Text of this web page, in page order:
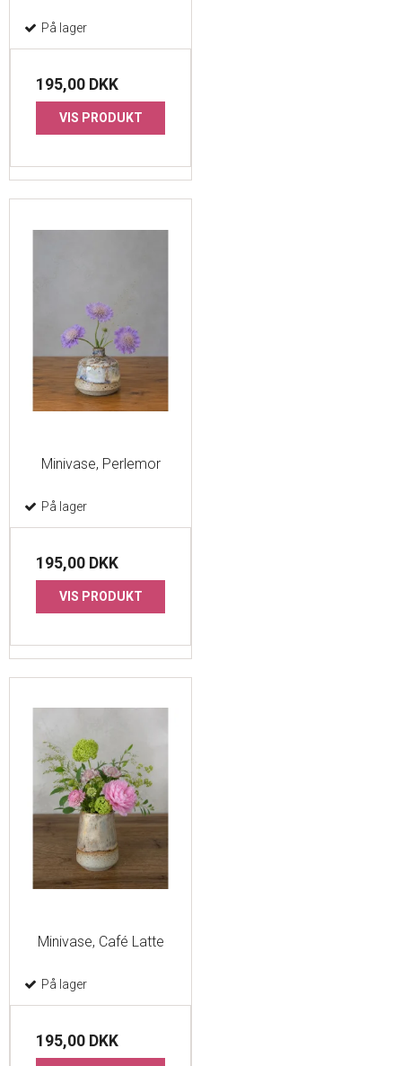
På lager
195,00 DKK
VIS PRODUKT
Minivase, Perlemor
På lager
195,00 DKK
VIS PRODUKT
Minivase, Café Latte
På lager
195,00 DKK